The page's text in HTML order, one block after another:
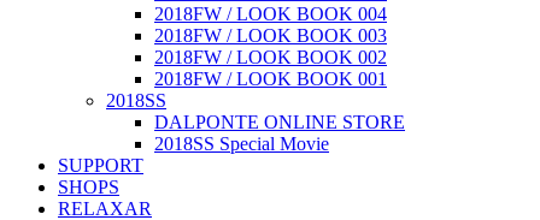
2018FW / LOOK BOOK 004
2018FW / LOOK BOOK 003
2018FW / LOOK BOOK 002
2018FW / LOOK BOOK 001
2018SS
DALPONTE ONLINE STORE
2018SS Special Movie
SUPPORT
SHOPS
RELAXAR